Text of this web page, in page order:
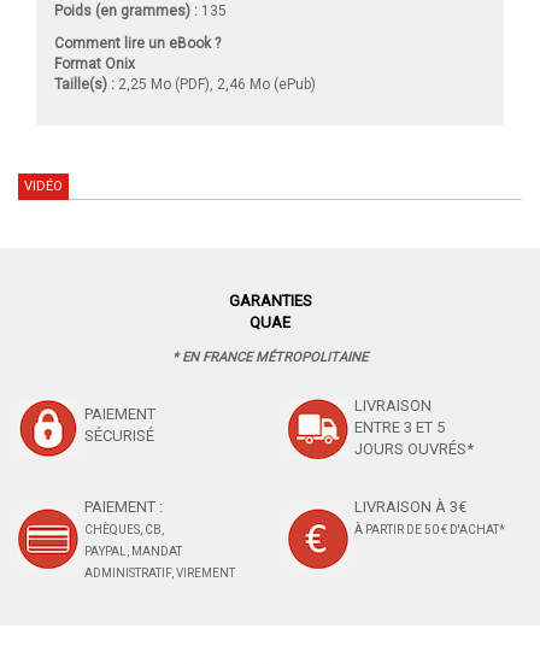
Poids (en grammes) : 135
Comment lire un eBook ?
Format Onix
Taille(s) : 2,25 Mo (PDF), 2,46 Mo (ePub)
VIDÉO
GARANTIES
QUAE
* EN FRANCE MÉTROPOLITAINE
PAIEMENT
SÉCURISÉ
LIVRAISON
ENTRE 3 ET 5
JOURS OUVRÉS*
PAIEMENT :
CHÈQUES, CB,
PAYPAL, MANDAT
ADMINISTRATIF, VIREMENT
LIVRAISON À 3€
À PARTIR DE 50 € D'ACHAT*